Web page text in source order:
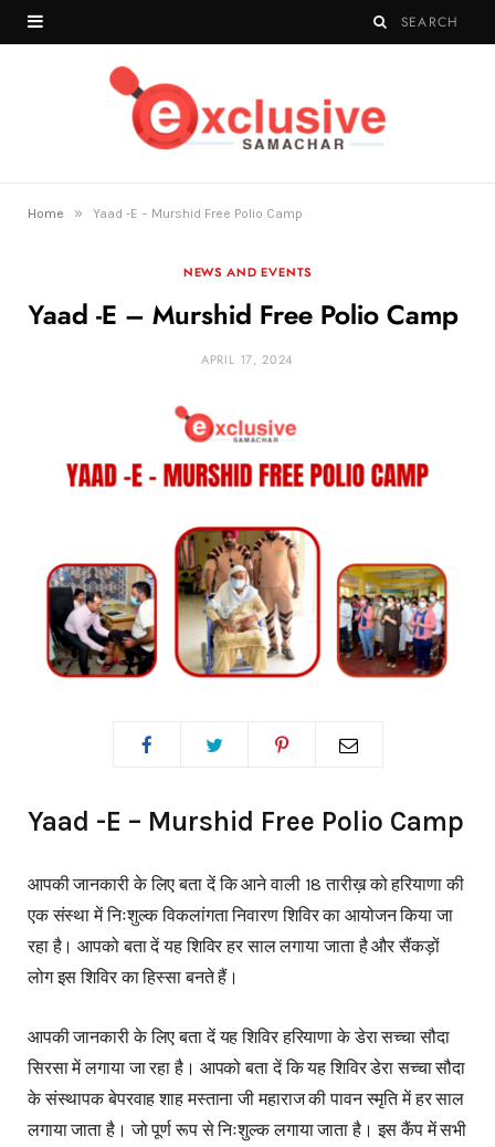
Home » Yaad -E – Murshid Free Polio Camp
NEWS AND EVENTS
Yaad -E – Murshid Free Polio Camp
APRIL 17, 2024
Yaad -E – Murshid Free Polio Camp
आपकी जानकारी के लिए बता दें कि आने वाली 18 तारीख़ को हरियाणा की
एक संस्था में निःशुल्क विकलांगता निवारण शिविर का आयोजन किया जा
रहा है। आपको बता दें यह शिविर हर साल लगाया जाता है और सैंकड़ों
लोग इस शिविर का हिस्सा बनते हैं।
आपकी जानकारी के लिए बता दें यह शिविर हरियाणा के डेरा सच्चा सौदा
सिरसा में लगाया जा रहा है। आपको बता दें कि यह शिविर डेरा सच्चा सौदा
के संस्थापक बेपरवाह शाह मस्ताना जी महाराज की पावन स्मृति में हर साल
लगाया जाता है। जो पूर्ण रूप से निःशुल्क लगाया जाता है। इस कैंप में सभी